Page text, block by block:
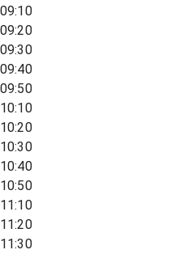
09:10
09:20
09:30
09:40
09:50
10:10
10:20
10:30
10:40
10:50
11:10
11:20
11:30